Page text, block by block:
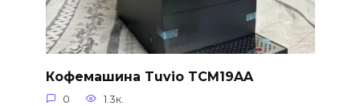
Кофемашина Tuvio TCM19AA
0 1.3к.